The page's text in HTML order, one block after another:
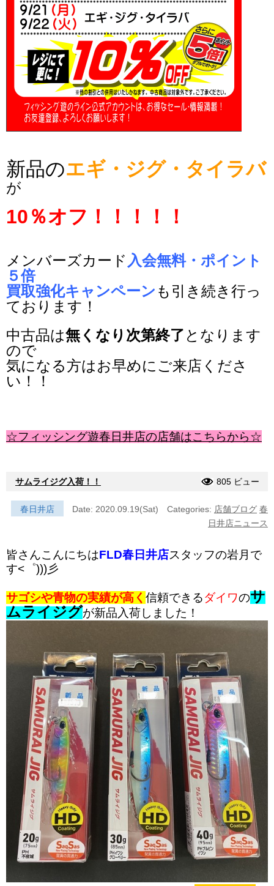
新品のエギ・ジグ・タイラバ
が
10％オフ！！！！！
メンバーズカード 入会無料・ポイント
５倍
買取強化キャンペーン も 引き続き行っ
ております！
中古品は無くなり次第終了 となります
ので
気になる方はお早めにご来店くださ
い！！
☆フィッシング遊春日井店の店舗はこちらから☆
サムライジグ入荷！！ 805 ビュー
春日井店 Date: 2020.09.19(Sat) Categories: 店舗ブログ 春
日井店ニュース
皆さんこんにちはFLD春日井店スタッフの岩月で
す<゜)))彡
サゴシや青物の実績が高く 信頼できるダイワのサ
ムライジグが新品入荷しました！